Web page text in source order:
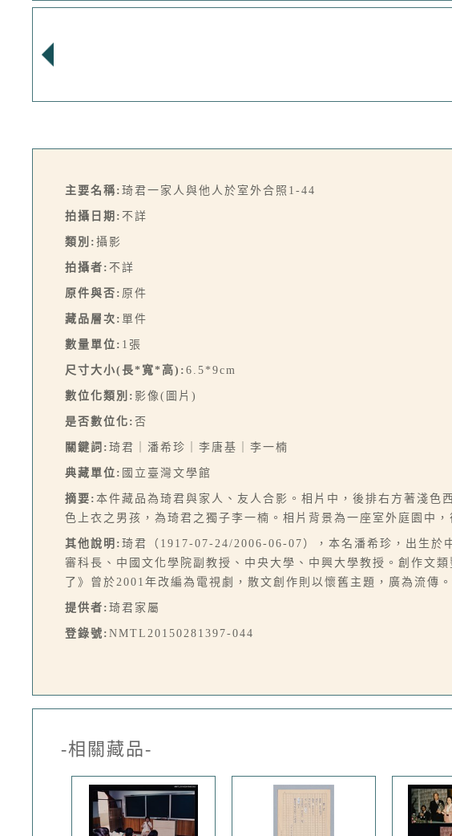
主要名稱: 琦君一家人與他人於室外合照1-44
拍攝日期: 不詳
類別: 攝影
拍攝者: 不詳
原件與否: 原件
藏品層次: 單件
數量單位: 1張
尺寸大小(長*寬*高): 6.5*9cm
數位化類別: 影像(圖片)
是否數位化: 否
關鍵詞: 琦君｜潘希珍｜李唐基｜李一楠
典藏單位: 國立臺灣文學館
摘要: 本件藏品為琦君與家人、友人合影。相片中，後排右方著淺
色上衣之男孩，為琦君之獨子李一楠。相片背景為一座室外庭園中
其他說明: 琦君（1917-07-24/2006-06-07），本名潘希珍，出生於
審科長、中國文化學院副教授、中央大學、中興大學教授。創作文
了》曾於2001年改編為電視劇，散文創作則以懷舊主題，廣為流
提供者: 琦君家屬
登錄號: NMTL20150281397-044
-相關藏品-